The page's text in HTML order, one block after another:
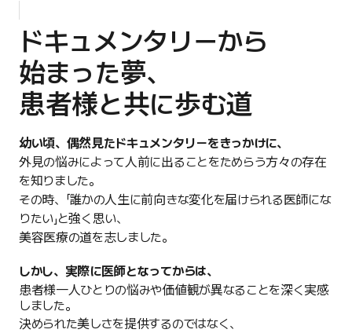
ドキュメンタリーから
始まった夢、
患者様と共に歩む道
幼い頃、偶然見たドキュメンタリーをきっかけに、
外見の悩みによって人前に出ることをためらう方々の存在
を知りました。
その時、「誰かの人生に前向きな変化を届けられる医師にな
りたい」と強く思い、
美容医療の道を志しました。
しかし、実際に医師となってからは、
患者様一人ひとりの悩みや価値観が異なることを深く実感
しました。
決められた美しさを提供するのではなく、